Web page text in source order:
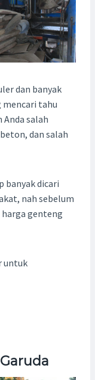
dan banyak
mencari tahu
salah
dan salah
banyak dicari
nah sebelum
genteng
untuk